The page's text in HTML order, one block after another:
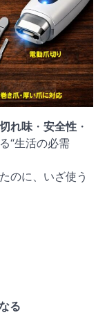
切れ味 ・ 安全性 ・
“生活の必需
のに、いざ使う
る